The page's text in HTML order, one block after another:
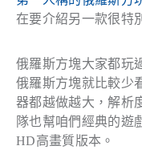
在要介紹另一款很特
俄羅斯方塊大家都玩
俄羅斯方塊就比較少
器都越做越大，解析
隊也幫咱們經典的遊
HD高畫質版本。